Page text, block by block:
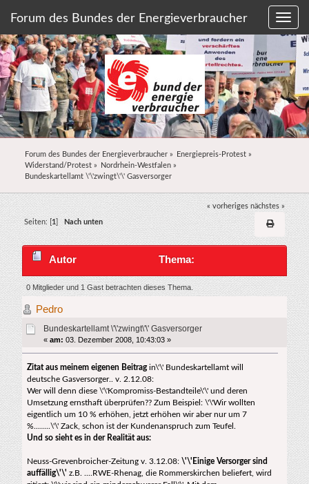
Forum des Bundes der Energieverbraucher
Forum des Bundes der Energieverbraucher» Energiepreis-Protest »
Widerstand/Protest» Nordrhein-Westfalen »
Bundeskartellamt \'\'zwingt\'\' Gasversorger
« vorheriges nächstes »
Seiten: [ 1 Nach unten
Autor Thema:
Bundeskartellamt \'\'zwingt\'\' Gasversorger
(Gelesen 14145 mal)
0 Mitglieder und 1 Gast betrachten dieses Thema.
Pedro
Bundeskartellamt \'\'zwingt\'\' Gasversorger
« am: 03. Dezember 2008, 10:43:03 »
Zitat aus meinem eigenen Beitragin\'\' Bundeskartellamt will
deutsche Gasversorger.. v. 2.12.08:
Wer will denn diese \'\'Kompromiss-Bestandteile\'\' und deren
Umsetzung ernsthaft überprüfen?? Zum Beispiel: \'\'Wir wollten
eigentlich um 10 % erhöhen, jetzt erhöhen wir aber nur um 7
%........\'\' Zack, schon ist der Kundenanspruch zum Teufel.
Und so sieht es in der Realität aus:
Neuss-Grevenbroicher-Zeitung v. 3.12.08: \'\'Einige Versorger sind
auffällig\'\' z.B. ....RWE-Rhenag, die Rommerskirchen beliefert, wird